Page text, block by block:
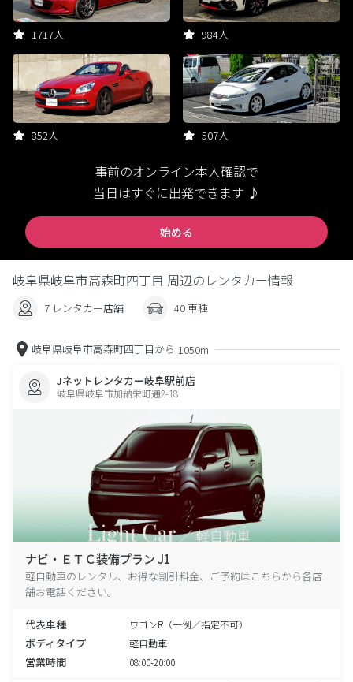
1717人 984人
852人 507人
事前のオンライン本人確認で
当日はすぐに出発できます ♪
始める
岐阜県岐阜市高森町四丁目 周辺のレンタカー情報
7 レンタカー店舗 40 車種
岐阜県岐阜市高森町四丁目から 1050m
Jネットレンタカー岐阜駅前店
岐阜県岐阜市加納栄町通2-18
ナビ・ＥＴＣ装備プラン J1
軽自動車のレンタル、お得な割引料金、ご予約はこちらから各店
舗お電話ください。
代表車種 ワゴンR（一例／指定不可）
ボディタイプ 軽自動車
営業時間 08:00-20:00